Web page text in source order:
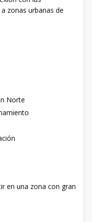
zonas urbanas de
Norte
en una zona con gran